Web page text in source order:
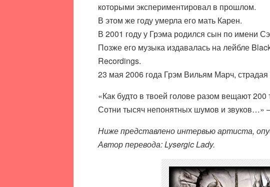
которыми экспериментировал в прошлом.
В этом же году умерла его мать Карен.
В 2001 году у Грэма родился сын по имени
Позже его музыка издавалась на лейбле
Recordings.
23 мая 2006 года Грэм Вильям Марч,
«Как будто в твоей голове разом вещают
Сотни тысяч непонятных шумов и
Ниже представлено интервью артиста,
Автор перевода: Lysergic Lady.